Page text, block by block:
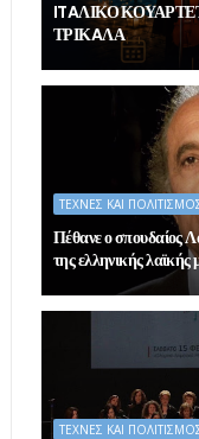
ITAΛΙΚΟ
ΤΡΙΚAΛΑ
ΤΕΧΝΕΣ ΚΑΙ
Πέθανε ο σπουδαίος
της ελληνικής λαϊκής
ΤΕΧΝΕΣ ΚΑΙ